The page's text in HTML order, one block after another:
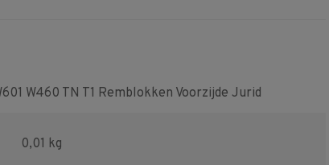
W460 TN T1 Remblokken Voorzijde Jurid
0,01 kg